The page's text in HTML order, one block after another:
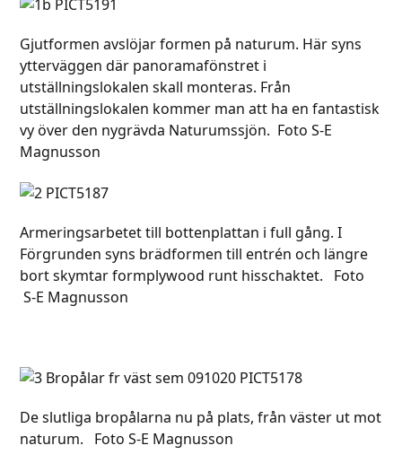
Gjutformen avslöjar formen på naturum. Här syns
ytterväggen där panoramafönstret i
utställningslokalen skall monteras. Från
utställningslokalen kommer man att ha en fantastisk
vy över den nygrävda Naturumssjön. Foto S-E
Magnusson
Armeringsarbetet till bottenplattan i full gång. I
Förgrunden syns brädformen till entrén och längre
bort skymtar formplywood runt hisschaktet. Foto
S-E Magnusson
De slutliga bropålarna nu på plats, från väster ut mot
naturum. Foto S-E Magnusson